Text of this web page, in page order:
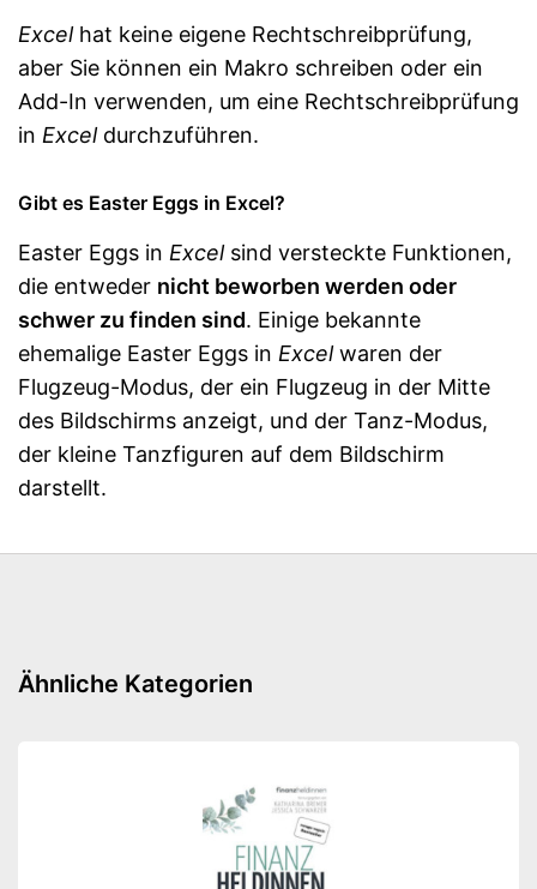
Excelhat keine eigene Rechtschreibprüfung,
aber Sie können ein Makro schreiben oder ein
Add-In verwenden, um eine Rechtschreibprüfung
in Exceldurchzuführen.
Gibt es Easter Eggs in Excel?
Easter Eggs in Excelsind versteckte Funktionen,
die entweder nicht beworben werden oder
schwer zu finden sind. Einige bekannte
ehemalige Easter Eggs in Excelwaren der
Flugzeug-Modus, der ein Flugzeug in der Mitte
des Bildschirms anzeigt, und der Tanz-Modus,
der kleine Tanzfiguren auf dem Bildschirm
darstellt.
Ähnliche Kategorien